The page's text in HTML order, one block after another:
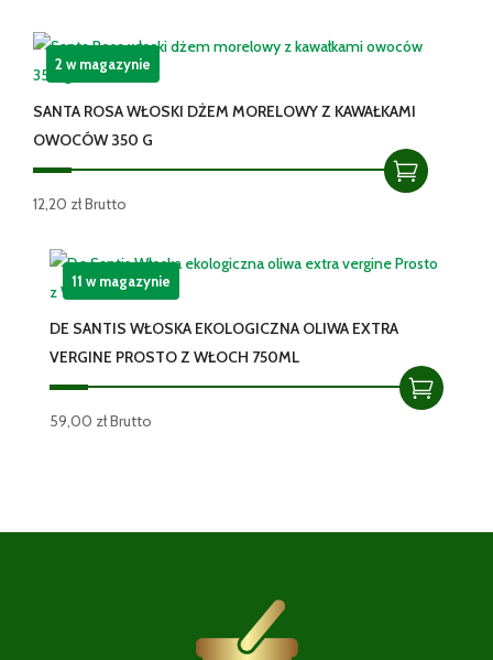
SANTA ROSA WŁOSKI DŻEM MORELOWY Z KAWAŁKAMI
OWOCÓW 350 G
12,20 złBrutto
2 w magazynie
DE SANTIS WŁOSKA EKOLOGICZNA OLIWA EXTRA
VERGINE PROSTO Z WŁOCH 750ML
59,00 złBrutto
11 w magazynie